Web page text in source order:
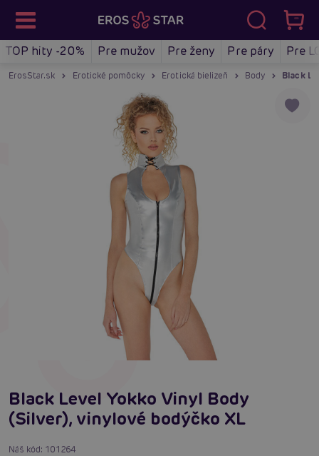
TOP hity -20% Pre mužov Pre ženy Pre páry Pre
ErosStar.sk Erotické pomôcky Erotická bielizeň Body Black
Black Level Yokko Vinyl Body
(Silver), vinylové bodýčko XL
Náš kód: 101264